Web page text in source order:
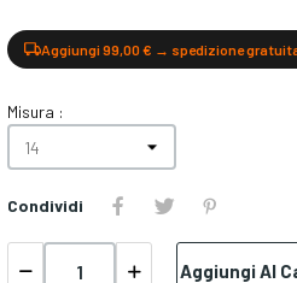
Aggiungi 99,00 € → spedizione
Misura :
Condividi
Aggiungi Al